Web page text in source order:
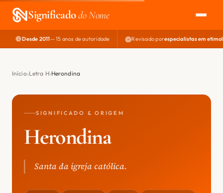
Significadodo Nome
EXPLORAR
NOME PERFEITO
Desde 2011— 15 anos de autoridade Revisado porespecialistas em
Início Letra H Herondina
SIGNIFICADO & ORIGEM
Herondina
Santa da igreja católica.